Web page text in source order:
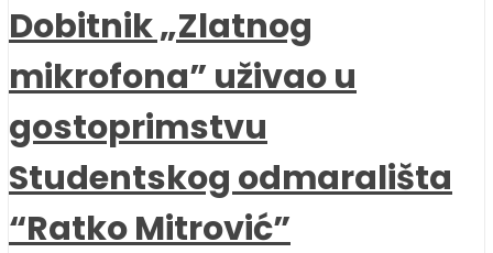
Dobitnik „Zlatnog
mikrofona” uživao u
gostoprimstvu
Studentskog odmarališta
“Ratko Mitrović”